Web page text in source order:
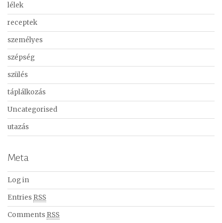
lélek
receptek
személyes
szépség
szülés
táplálkozás
Uncategorised
utazás
Meta
Log in
Entries RSS
Comments RSS